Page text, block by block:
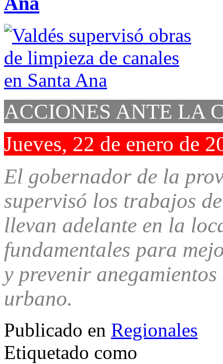
ACCIONES ANTE LA
Jueves, 22 de enero de
El gobernador de la
supervisó los trabajos
llevan adelante en la
fundamentales para
y prevenir
urbano.
Publicado en Regionales
Etiquetado como